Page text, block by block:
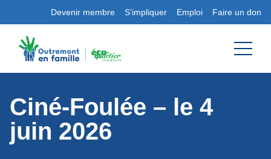
Devenir membre S’impliquer Emploi Faire un don
Ciné-Foulée – le 4
juin 2026